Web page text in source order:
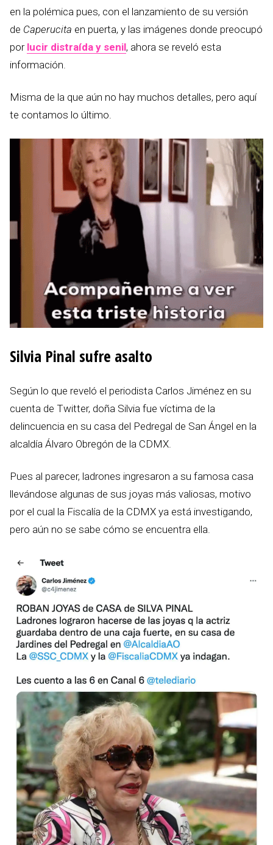
en la polémica pues, con el lanzamiento de su versión
de Caperucita en puerta, y las imágenes donde preocupó
por lucir distraída y senil, ahora se reveló esta
información.
Misma de la que aún no hay muchos detalles, pero aquí
te contamos lo último.
Silvia Pinal sufre asalto
Según lo que reveló el periodista Carlos Jiménez en su
cuenta de Twitter, doña Silvia fue víctima de la
delincuencia en su casa del Pedregal de San Ángel en la
alcaldía Álvaro Obregón de la CDMX.
Pues al parecer, ladrones ingresaron a su famosa casa
llevándose algunas de sus joyas más valiosas, motivo
por el cual la Fiscalía de la CDMX ya está investigando,
pero aún no se sabe cómo se encuentra ella.